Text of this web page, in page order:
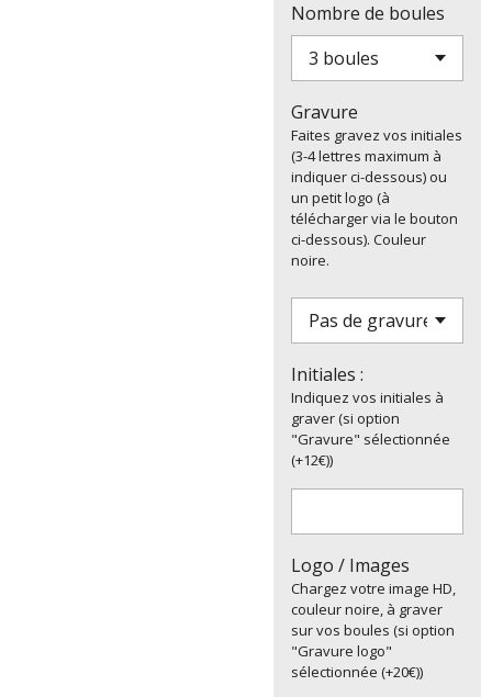
Nombre de boules
Gravure
Faites gravez vos initiales
(3-4 lettres maximum à
indiquer ci-dessous) ou
un petit logo (à
télécharger via le bouton
ci-dessous). Couleur
noire.
Initiales :
Indiquez vos initiales à
graver (si option
"Gravure" sélectionnée
(+12€))
Logo / Images
Chargez votre image HD,
couleur noire, à graver
sur vos boules (si option
"Gravure logo"
sélectionnée (+20€))